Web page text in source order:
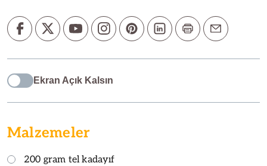
Ekran Açık Kalsın
Malzemeler
200 gram tel kadayıf